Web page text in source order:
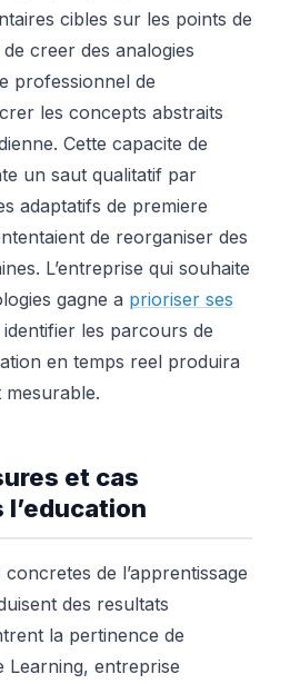
cibles sur les points de
creer des analogies
professionnel de
les concepts abstraits
Cette capacite de
un saut qualitatif par
adaptatifs de premiere
de reorganiser des
L’entreprise qui souhaite
gagne a prioriser ses
les parcours de
en temps reel produira
et cas
de l’apprentissage
des resultats
la pertinence de
Learning, entreprise